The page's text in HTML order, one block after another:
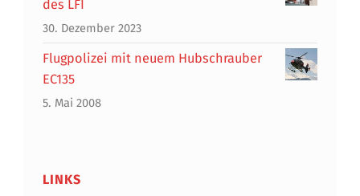
des LFI
30. Dezember 2023
Flugpolizei mit neuem Hubschrauber
EC135
5. Mai 2008
LINKS